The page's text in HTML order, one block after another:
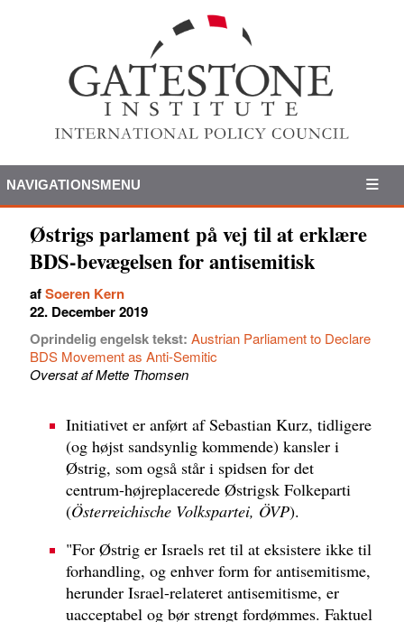
NAVIGATIONSMENU
Østrigs parlament på vej til at erklære
BDS-bevægelsen for antisemitisk
afSoeren Kern
22. December 2019
Oprindelig engelsk tekst: Austrian Parliament to Declare
BDS Movement as Anti-Semitic
Oversat af Mette Thomsen
Initiativet er anført af Sebastian Kurz, tidligere
(og højst sandsynlig kommende) kansler i
Østrig, som også står i spidsen for det
centrum-højreplacerede Østrigsk Folkeparti
(Österreichische Volkspartei, ÖVP).
"For Østrig er Israels ret til at eksistere ikke til
forhandling, og enhver form for antisemitisme,
herunder Israel-relateret antisemitisme, er
uacceptabel og bør strengt fordømmes. Faktuel